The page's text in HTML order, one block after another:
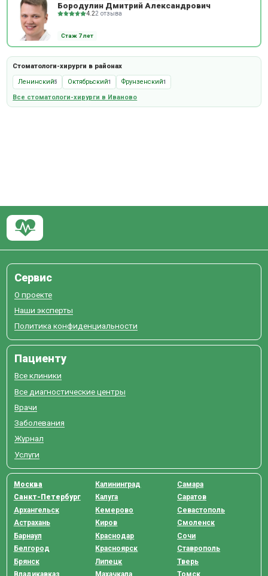
Бородулин Дмитрий Александрович
4.22 отзыва
Стаж 7 лет
Стоматологи-хирурги в районах
Ленинский5 Октябрьский1 Фрунзенский1
Все стоматологи-хирурги в Иваново
Сервис
О проекте
Наши эксперты
Политика конфиденциальности
Пациенту
Все клиники
Все диагностические центры
Врачи
Заболевания
Журнал
Услуги
Москва
Санкт-Петербург
Архангельск
Астрахань
Барнаул
Белгород
Брянск
Владикавказ
Калининград
Калуга
Кемерово
Киров
Краснодар
Красноярск
Липецк
Махачкала
Самара
Саратов
Севастополь
Смоленск
Сочи
Ставрополь
Тверь
Томск